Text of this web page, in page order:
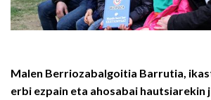
Malen Berriozabalgoitia Barrutia,
erbi ezpain eta ahosabai hautsiarekin